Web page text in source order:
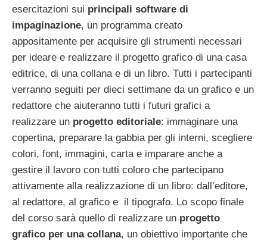
esercitazioni sui principali software di
impaginazione, un programma creato
appositamente per acquisire gli strumenti necessari
per ideare e realizzare il progetto grafico di una casa
editrice, di una collana e di un libro. Tutti i partecipanti
verranno seguiti per dieci settimane da un grafico e un
redattore che aiuteranno tutti i futuri grafici a
realizzare un progetto editoriale: immaginare una
copertina, preparare la gabbia per gli interni, scegliere
colori, font, immagini, carta e imparare anche a
gestire il lavoro con tutti coloro che partecipano
attivamente alla realizzazione di un libro: dall’editore,
al redattore, al grafico e il tipografo. Lo scopo finale
del corso sarà quello di realizzare un progetto
grafico per una collana, un obiettivo importante che